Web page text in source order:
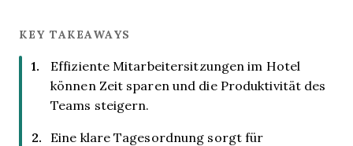
KEY TAKEAWAYS
Effiziente Mitarbeitersitzungen im Hotel
können Zeit sparen und die Produktivität des
Teams steigern.
Eine klare Tagesordnung sorgt für